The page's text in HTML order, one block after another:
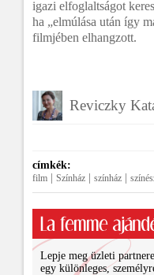
igazi elfoglaltságot
ha „elmúlása után így
filmjében elhangzott.
Reviczky
címkék:
film Színház színház
Lepje meg üzleti
egy különleges,